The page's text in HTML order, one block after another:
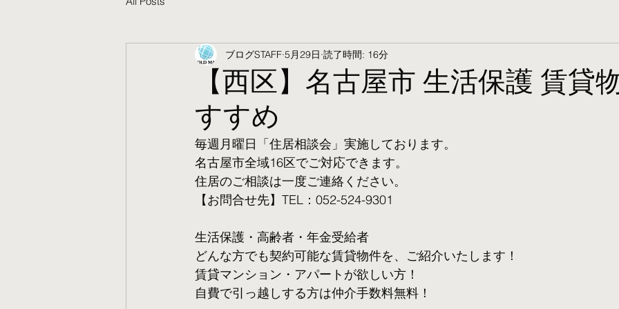
【西区】名古屋市 生活保護 賃貸
すすめ
ブログSTAFF 5月29日 読了時間: 16分
毎週月曜日「住居相談会」実施しております。
名古屋市全域16区でご対応できます。
住居のご相談は一度ご連絡ください。
【お問合せ先】TEL：052-524-9301
生活保護・高齢者・年金受給者
​どんな方でも契約可能な賃貸物件を、ご紹介いたします！
賃貸マンション・アパートが欲しい方！
自費で引っ越しする方は仲介手数料無料！